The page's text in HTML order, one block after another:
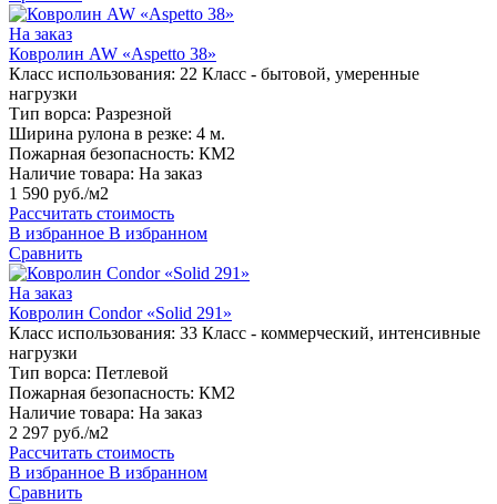
На заказ
Ковролин AW «Aspetto 38»
Класс использования: 22 Класс - бытовой, умеренные
нагрузки
Тип ворса: Разрезной
Ширина рулона в резке: 4 м.
Пожарная безопасность: КМ2
Наличие товара: На заказ
1 590 руб./м2
Рассчитать стоимость
В избранное В избранном
Сравнить
На заказ
Ковролин Condor «Solid 291»
Класс использования: 33 Класс - коммерческий, интенсивные
нагрузки
Тип ворса: Петлевой
Пожарная безопасность: КМ2
Наличие товара: На заказ
2 297 руб./м2
Рассчитать стоимость
В избранное В избранном
Сравнить